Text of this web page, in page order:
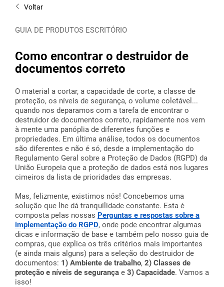
Voltar
GUIA DE PRODUTOS ESCRITÓRIO
Como encontrar o destruidor de
documentos correto
O material a cortar, a capacidade de corte, a classe de
proteção, os níveis de segurança, o volume coletável...
quando nos deparamos com a tarefa de encontrar o
destruidor de documentos correto, rapidamente nos vem
à mente uma panóplia de diferentes funções e
propriedades. Em última análise, todos os documentos
são diferentes e não é só, desde a implementação do
Regulamento Geral sobre a Proteção de Dados (RGPD) da
União Europeia que a proteção de dados está nos lugares
cimeiros da lista de prioridades das empresas.
Mas, felizmente, existimos nós! Concebemos uma
solução que lhe dá tranquilidade constante. Esta é
composta pelas nossas Perguntas e respostas sobre a
implementação do RGPD, onde pode encontrar algumas
dicas e informação de base e também pelo nosso guia de
compras, que explica os três critérios mais importantes
(e ainda mais alguns) para a seleção do destruidor de
documentos: 1) Ambiente de trabalho, 2) Classes de
proteção e níveis de segurança e 3) Capacidade. Vamos a
isso!